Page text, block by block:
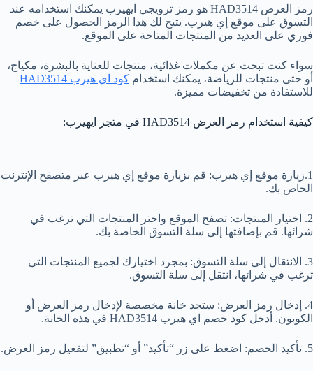
رمز العرض HAD3514 هو رمز ترويجي ايهيرب يمكنك استخدامه عند
التسوق على موقع إي هيرب. يتيح لك هذا الرمز الحصول على خصم
فوري على العديد من المنتجات المتاحة على الموقع.
سواء كنت تبحث عن مكملات غذائية، منتجات للعناية بالبشرة، مكياج،
أو حتى منتجات للرياضة، يمكنك استخدام كود اي هيرب HAD3514
للاستفادة من تخفيضات مميزة.
كيفية استخدام رمز العرض HAD3514 في متجر ايهيرب:
1.زيارة موقع إي هيرب: قم بزيارة موقع إي هيرب عبر متصفح الإنترنت
الخاص بك.
2. اختيار المنتجات: تصفح الموقع واختر المنتجات التي ترغب في
شرائها. قم بإضافتها إلى سلة التسوق الخاصة بك.
3. الانتقال إلى سلة التسوق: بمجرد اختيارك لجميع المنتجات التي
ترغب في شرائها، انتقل إلى سلة التسوق.
4. إدخال رمز العرض: ستجد خانة مخصصة لإدخال رمز العرض أو
الكوبون. أدخل كود خصم اي هيرب HAD3514 في هذه الخانة.
5. تأكيد الخصم: اضغط على زر “تأكيد” أو “تطبيق” لتفعيل رمز العرض.